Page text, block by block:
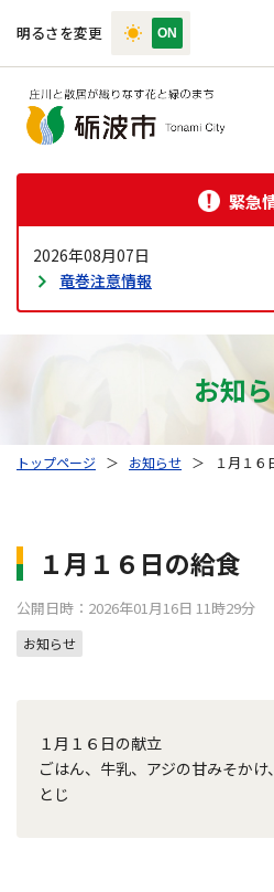
明るさを変更
緊急
2026年08月07日
竜巻注意情報
お知
トップページ ＞ お知らせ ＞ １月１６
１月１６日の給食
公開日時：2026年01月16日 11時29分
お知らせ
１月１６日の献立
ごはん、牛乳、アジの甘みそか
とじ